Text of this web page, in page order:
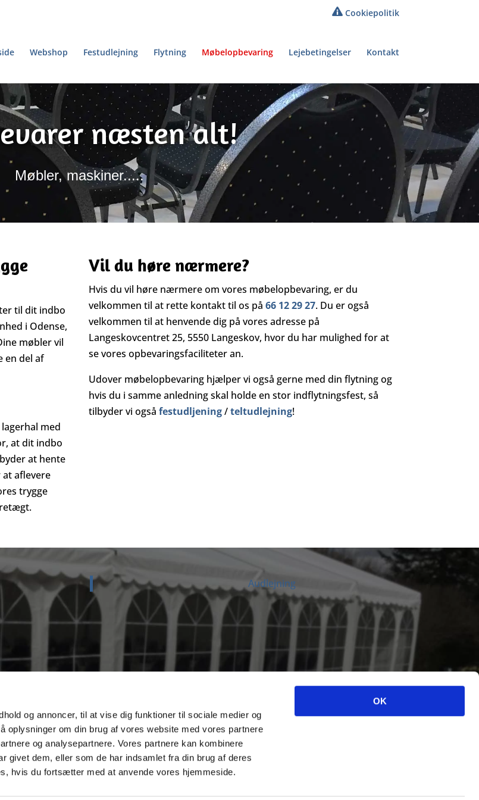
og annoncer, til at vise dig funktioner til sociale medier og
oplysninger om din brug af vores website med vores partnere
og analysepartnere. Vores partnere kan kombinere
givet dem, eller som de har indsamlet fra din brug af deres
hvis du fortsætter med at anvende vores hjemmeside.
OK
Cookiepolitik
Webshop Festudlejning Flytning Møbelopbevaring Lejebetingelser Kontakt
næsten alt!
Møbler, maskiner.....
til dit indbo
i Odense,
møbler vil
en del af
med
at dit indbo
at hente
aflevere
trygge
Vil du høre nærmere?
Hvis du vil høre nærmere om vores møbelopbevaring, er du
velkommen til at rette kontakt til os på66 12 29 27. Du er også
velkommen til at henvende dig på vores adresse på
Langeskovcentret 25, 5550 Langeskov, hvor du har mulighed for at
se vores opbevaringsfaciliteter an.
Udover møbelopbevaring hjælper vi også gerne med din flytning og
hvis du i samme anledning skal holde en stor indflytningsfest, så
tilbyder vi ogsåfestudljening/teltudlejning!
Audlejning